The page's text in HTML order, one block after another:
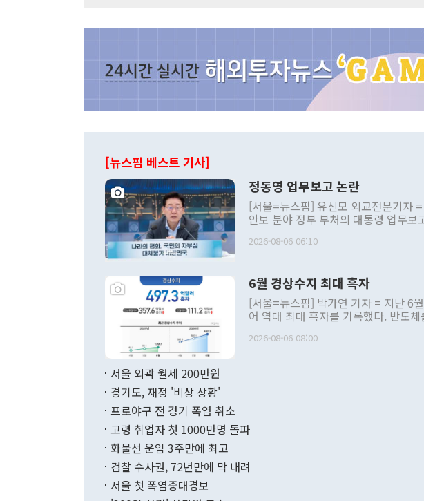
[뉴스핌 베스트 기사]
정동영 업무보고 논란
[서울=뉴스핌] 유신모 외교전문기자
안보 분야 정부 부처의 대통령 업무
발언 중에는 정부 내 조율을 거치지 않
주의적 희망에 근거한 비현실적 구상'
관의 대북 정책 관련 발언이 물의를
관 부처 장관이 공개적으로 부정적 입
관의 무리한 대북 접근법과 월권을 제
다. [정동영 통일부 장관이 지난달 23일 오후 서울 종로구 정부서울청사에
무너졌다고도 했다. 또 "현 시점에서
함께 4자 대화의 동력을 확보하기 위
2026-08-06 06:10
6월 경상수지 최대 흑자
[서울=뉴스핌] 박가연 기자 = 지난 6
어 역대 최대 흑자를 기록했다. 반도
료=한국은행] 한국은행이 6일 발표한 '2026년 6월 국제수지(잠정)'에 따르
며 월간 기준 처음으로 1000억달러를
196.9% 급증했고 컴퓨터·주변기기
수출은 160.4% 늘었으며 비IT 품목
2026-08-06 08:00
서울 외곽 월세 200만원
경기도, 재정 '비상 상황'
프로야구 전 경기 폭염 취소
고령 취업자 첫 1000만명 돌파
화물선 운임 3주만에 최고
검찰 수사권, 72년만에 막 내려
서울 첫 폭염중대경보